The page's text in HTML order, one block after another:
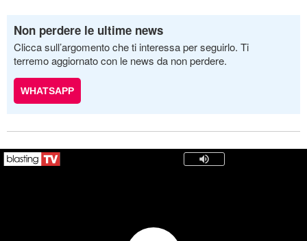
Non perdere le ultime news
Clicca sull’argomento che ti interessa per seguirlo. Ti
terremo aggiornato con le news da non perdere.
WHATSAPP